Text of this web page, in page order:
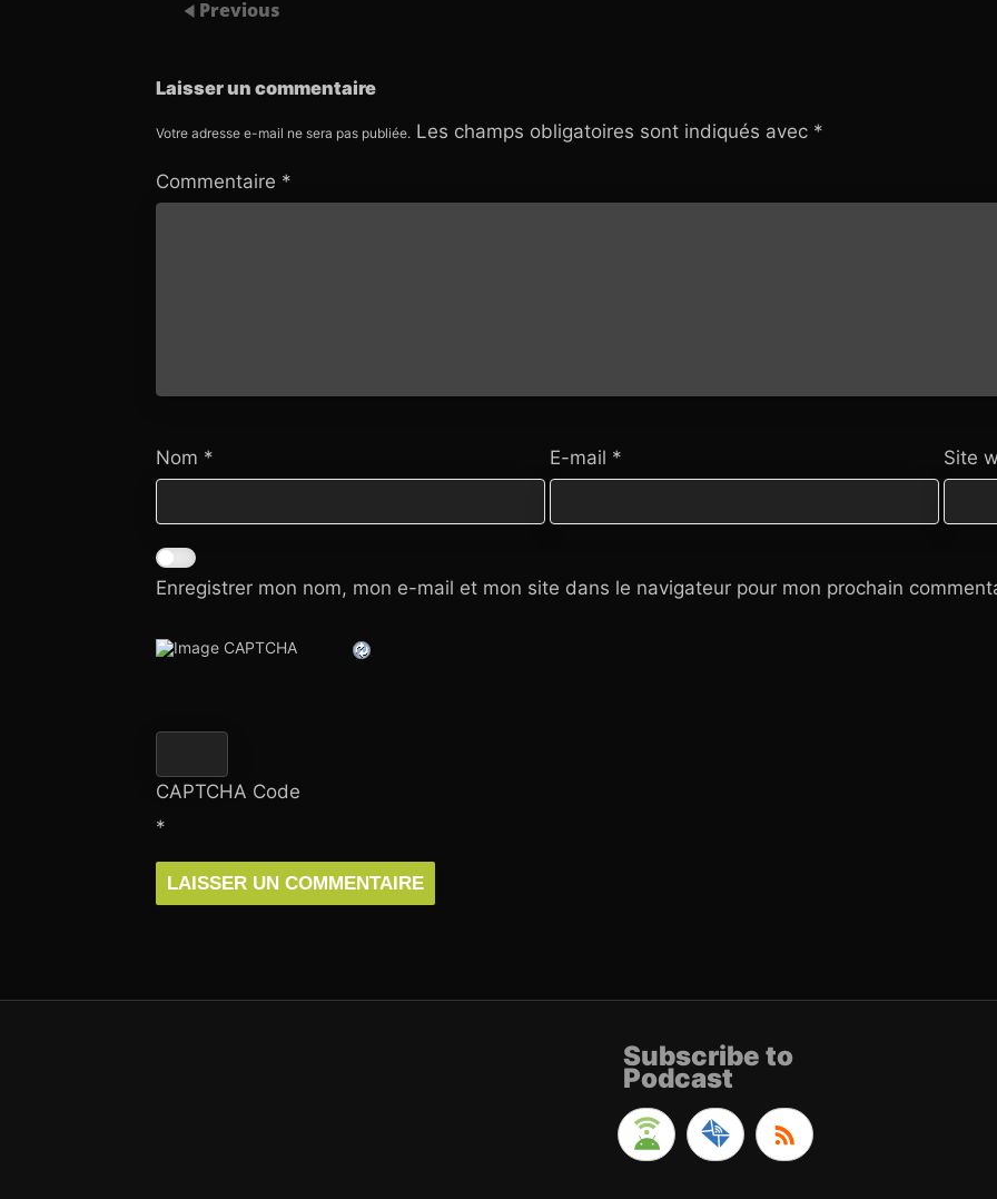
Previous
Laisser un commentaire
Votre adresse e-mail ne sera pas publiée. Les champs obligatoires sont indiqués avec *
Commentaire *
Nom * E-mail * Site
Enregistrer mon nom, mon e-mail et mon site dans le navigateur pour mon prochain
CAPTCHA Code
*
Subscribe to
Podcast